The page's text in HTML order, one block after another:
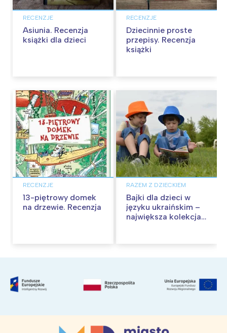
RECENZJE
Asiunia. Recenzja
książki dla dzieci
RECENZJE
Dziecinnie proste
przepisy. Recenzja
książki
RECENZJE
13-piętrowy domek
na drzewie. Recenzja
RAZEM Z DZIECKIEM
Bajki dla dzieci w
języku ukraińskim –
największa kolekcja